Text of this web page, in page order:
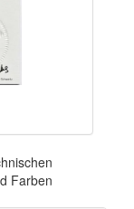
Farben